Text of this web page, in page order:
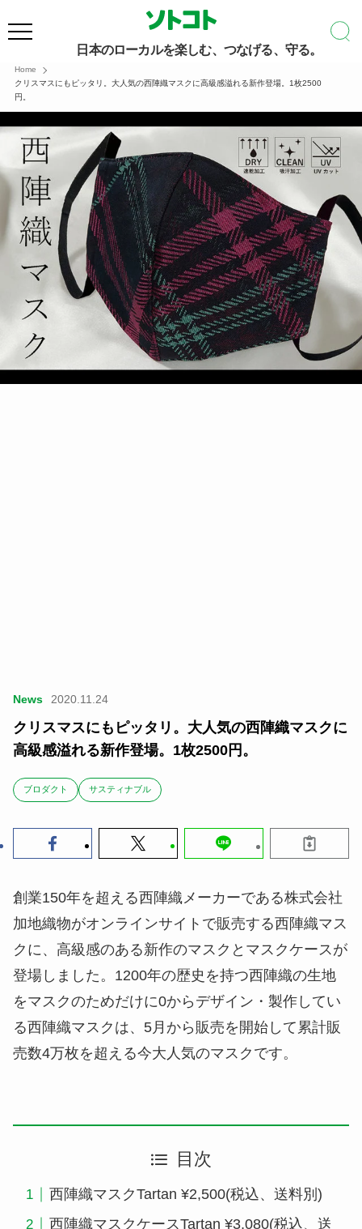
日本のローカルを楽しむ、つなげる、守る。
Home
クリスマスにもピッタリ。大人気の西陣織マスクに高級感溢れる新作登場。1枚2500
円。
News 2020.11.24
クリスマスにもピッタリ。大人気の西陣織マスクに
高級感溢れる新作登場。1枚2500円。
ブロダクト サスティナブル
創業150年を超える西陣織メーカーである株式会社
加地織物がオンラインサイトで販売する西陣織マス
クに、高級感のある新作のマスクとマスクケースが
登場しました。1200年の歴史を持つ西陣織の生地
をマスクのためだけに0からデザイン・製作してい
る西陣織マスクは、5月から販売を開始して累計販
売数4万枚を超える今大人気のマスクです。
目次
西陣織マスクTartan ¥2,500(税込、送料別)
西陣織マスクケースTartan ¥3,080(税込、送